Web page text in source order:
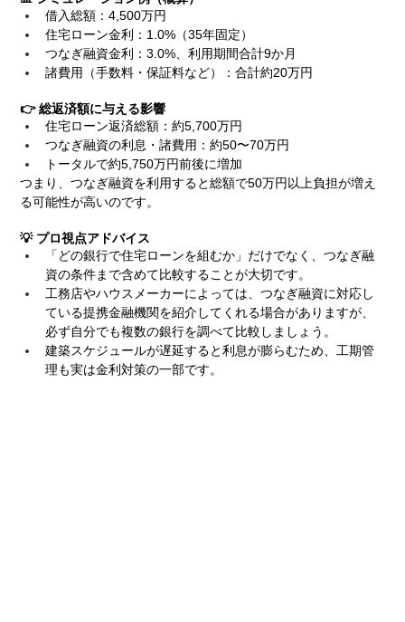
借入総額：4,500万円
住宅ローン金利：1.0%（35年固定）
つなぎ融資金利：3.0%、利用期間合計9か月
諸費用（手数料・保証料など）：合計約20万円
👉 総返済額に与える影響
住宅ローン返済総額：約5,700万円
つなぎ融資の利息・諸費用：約50〜70万円
トータルで約5,750万円前後に増加
つまり、つなぎ融資を利用すると総額で50万円以上負担が増え
る可能性が高いのです。
💡 プロ視点アドバイス
「どの銀行で住宅ローンを組むか」だけでなく、つなぎ融
資の条件まで含めて比較することが大切です。
工務店やハウスメーカーによっては、つなぎ融資に対応し
ている提携金融機関を紹介してくれる場合がありますが、
必ず自分でも複数の銀行を調べて比較しましょう。
建築スケジュールが遅延すると利息が膨らむため、工期管
理も実は金利対策の一部です。